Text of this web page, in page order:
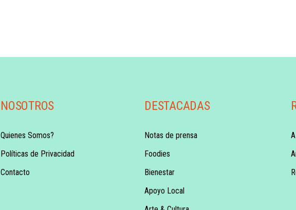
NOSOTROS
Quienes Somos?
Políticas de Privacidad
Contacto
DESTACADAS
Notas de prensa
Foodies
Bienestar
Apoyo Local